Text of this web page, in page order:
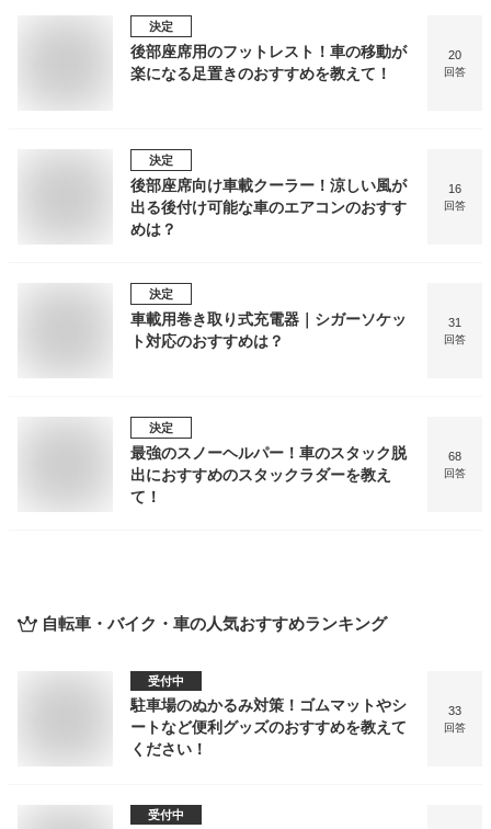
決定
後部座席用のフットレスト！車の移動が
楽になる足置きのおすすめを教えて！
20
回答
決定
後部座席向け車載クーラー！涼しい風が
出る後付け可能な車のエアコンのおすす
めは？
16
回答
決定
車載用巻き取り式充電器｜シガーソケッ
ト対応のおすすめは？
31
回答
決定
最強のスノーヘルパー！車のスタック脱
出におすすめのスタックラダーを教え
て！
68
回答
自転車・バイク・車の人気おすすめランキング
受付中
駐車場のぬかるみ対策！ゴムマットやシ
ートなど便利グッズのおすすめを教えて
ください！
33
回答
受付中